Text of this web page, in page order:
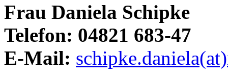
Frau Daniela Schipke
Telefon: 04821 683-47
E-Mail: